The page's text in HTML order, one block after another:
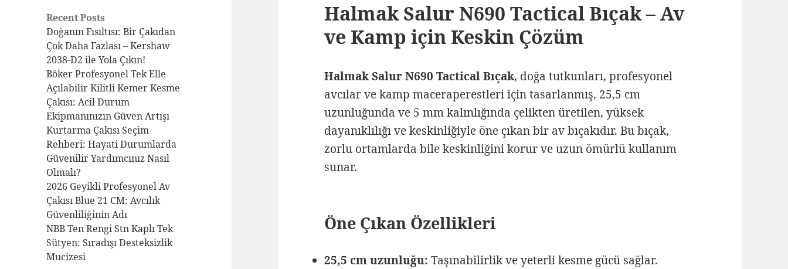
Recent Posts
Doğanın Fısıltısı: Bir Çakıdan
Çok Daha Fazlası – Kershaw
2038-D2 ile Yola Çıkın!
Böker Profesyonel Tek Elle
Açılabilir Kilitli Kemer Kesme
Çakısı: Acil Durum
Ekipmanınızın Güven Artışı
Kurtarma Çakısı Seçim
Rehberi: Hayati Durumlarda
Güvenilir Yardımcınız Nasıl
Olmalı?
2026 Geyikli Profesyonel Av
Çakısı Blue 21 CM: Avcılık
Güvenliliğinin Adı
NBB Ten Rengi Stn Kaplı Tek
Sütyen: Sıradışı Desteksizlik
Mucizesi
Halmak Salur N690 Tactical Bıçak – Av
ve Kamp için Keskin Çözüm
Halmak Salur N690 Tactical Bıçak, doğa tutkunları, profesyonel
avcılar ve kamp maceraperestleri için tasarlanmış, 25,5 cm
uzunluğunda ve 5 mm kalınlığında çelikten üretilen, yüksek
dayanıklılığı ve keskinliğiyle öne çıkan bir av bıçakıdır. Bu bıçak,
zorlu ortamlarda bile keskinliğini korur ve uzun ömürlü kullanım
sunar.
Öne Çıkan Özellikleri
25,5 cm uzunluğu: Taşınabilirlik ve yeterli kesme gücü sağlar.